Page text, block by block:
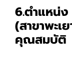
6.ตำแหน่
(สาขาพะเ
คุณสมบัติ